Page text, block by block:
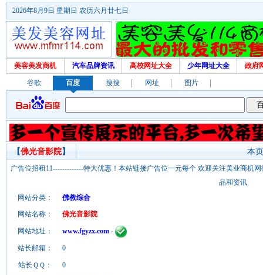
2026年8月9日 星期日 农历六月廿七日
美容美发商机 汽车品牌资讯 高校网址大全 少年网址大全 政府
谷歌 百度 搜搜 网址 图片
本
【佛光音影院】
广告位招租11-------------特大优惠！本站链接广告位一元每个 欢迎关注美业商机
品和资讯
网站分类：
佛教综合
网站名称：
佛光音影院
网站地址： www.fgyzx.com -
站长邮箱： 0
站长ＱＱ： 0